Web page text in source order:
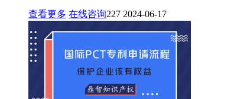
查看更多 在线咨询227 2024-06-17